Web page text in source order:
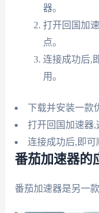
器。
打开回国加
点。
连接成功后,
用。
下载并安装一款
打开回国加速器,
连接成功后,即可
番茄加速器的
番茄加速器是另一